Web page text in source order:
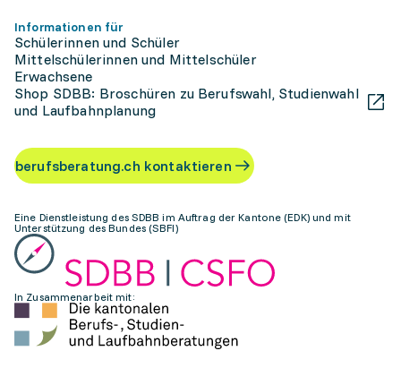
Informationen für
Schülerinnen und Schüler
Mittelschülerinnen und Mittelschüler
Erwachsene
Shop SDBB: Broschüren zu Berufswahl, Studienwahl
und Laufbahnplanung
berufsberatung.ch kontaktieren
Eine Dienstleistung des SDBB im Auftrag der Kantone (EDK) und mit
Unterstützung des Bundes (SBFI)
In Zusammenarbeit mit: